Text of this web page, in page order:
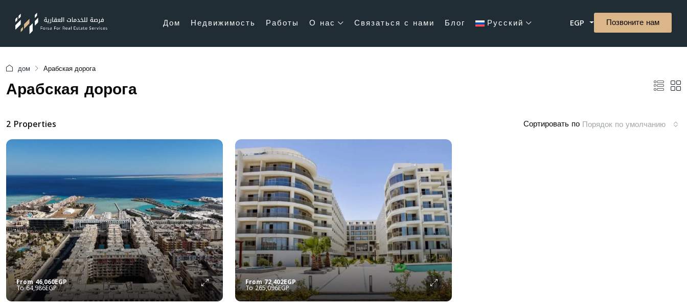
Дом Недвижимость Работы О нас Связаться с нами Блог Русский EGP Позвоните нам
дом Арабская дорога
Арабская дорога
2 Properties Сортировать по Порядок по умолчанию
From46,060EGP
64,986EGP
From72,402EGP
265,096EGP